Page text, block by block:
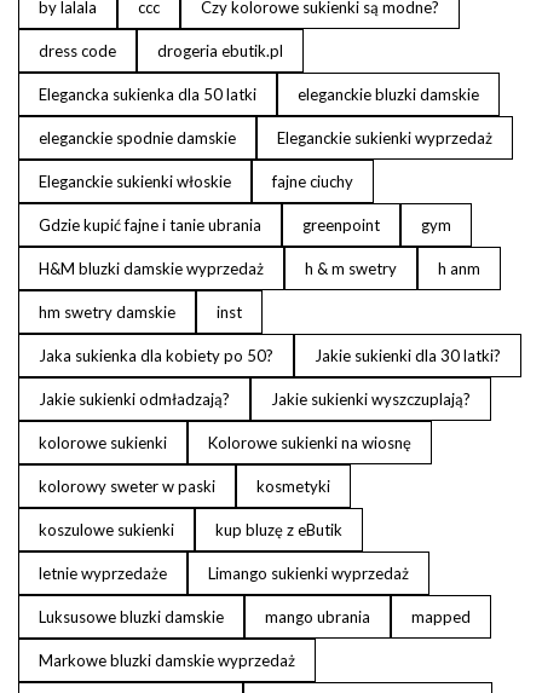
by lalala ccc Czy kolorowe sukienki są modne?
dress code drogeria ebutik.pl
Elegancka sukienka dla 50 latki eleganckie bluzki damskie
eleganckie spodnie damskie Eleganckie sukienki wyprzedaż
Eleganckie sukienki włoskie fajne ciuchy
Gdzie kupić fajne i tanie ubrania greenpoint gym
H&M bluzki damskie wyprzedaż h & m swetry h anm
hm swetry damskie inst
Jaka sukienka dla kobiety po 50? Jakie sukienki dla 30 latki?
Jakie sukienki odmładzają? Jakie sukienki wyszczuplają?
kolorowe sukienki Kolorowe sukienki na wiosnę
kolorowy sweter w paski kosmetyki
koszulowe sukienki kup bluzę z eButik
letnie wyprzedaże Limango sukienki wyprzedaż
Luksusowe bluzki damskie mango ubrania mapped
Markowe bluzki damskie wyprzedaż